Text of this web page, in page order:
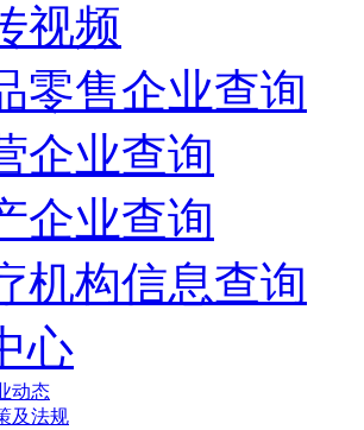
视频
零售企业查询
企业查询
企业查询
机构信息查询
心
动态
及法规